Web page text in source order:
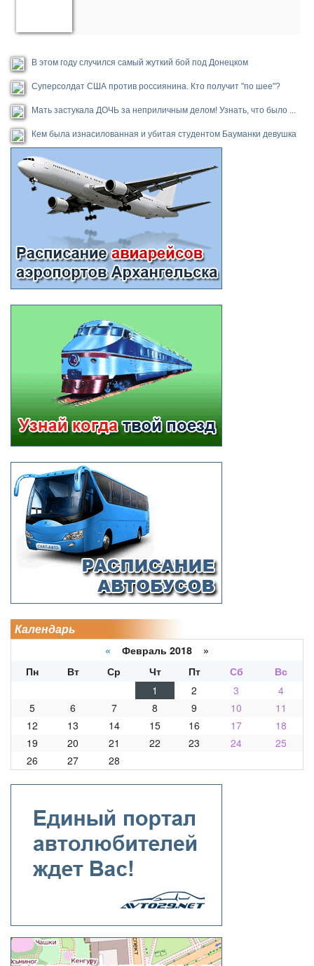
В этом году случился самый жуткий бой под Донецком
Суперсолдат США против россиянина. Кто получит "по шее"?
Мать застукала ДОЧЬ за неприличным делом! Узнать, что было ...
Кем была изнасилованная и убитая студентом Бауманки девушка
Календарь
« Февраль 2018 »
Пн
Вт Ср Чт Пт Сб
Вс
1
2 3
4
5
6 7 8 9 10
11
12
13 14 15 16 17
18
19
20 21 22 23 24
25
26
27 28